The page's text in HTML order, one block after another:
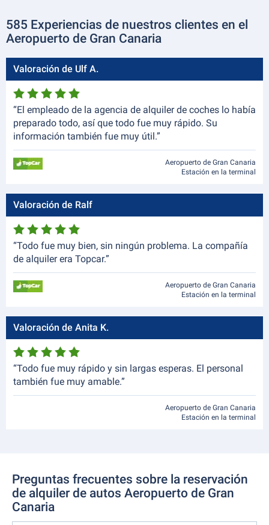
585 Experiencias de nuestros clientes en el
Aeropuerto de Gran Canaria
Valoración de Ulf A.
“El empleado de la agencia de alquiler de coches lo había
preparado todo, así que todo fue muy rápido. Su
información también fue muy útil.”
Aeropuerto de Gran Canaria
Estación en la terminal
Valoración de Ralf
“Todo fue muy bien, sin ningún problema. La compañía
de alquiler era Topcar.”
Aeropuerto de Gran Canaria
Estación en la terminal
Valoración de Anita K.
“Todo fue muy rápido y sin largas esperas. El personal
también fue muy amable.”
Aeropuerto de Gran Canaria
Estación en la terminal
Preguntas frecuentes sobre la reservación
de alquiler de autos Aeropuerto de Gran
Canaria